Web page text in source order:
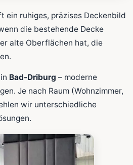
Rechner
übernommen.
ein ruhiges, präzises Deckenbild
die bestehende Decke
alte Oberflächen hat, die
Bad-Driburg – moderne
Je nach Raum (Wohnzimmer,
wir unterschiedliche